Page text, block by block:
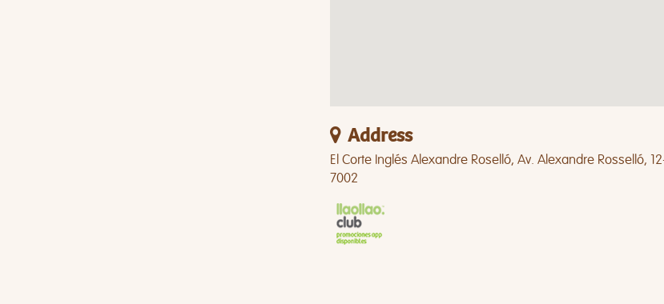
Address
El Corte Inglés Alexandre Roselló, Av. Alexandre Rosselló,
7002